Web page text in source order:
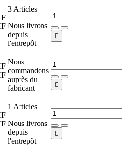
3Articles
Nous livrons
depuis
l'entrepôt

Nous
commandons
auprès du
fabricant

1 Articles
Nous livrons
depuis
l'entrepôt
